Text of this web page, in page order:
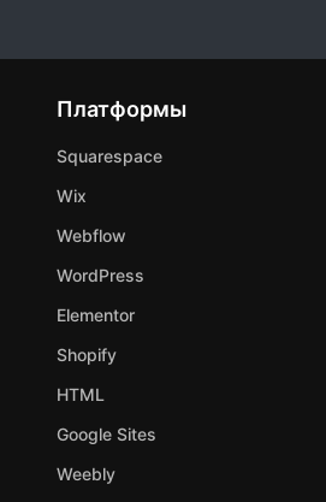
Платформы
Squarespace
Wix
Webflow
WordPress
Elementor
Shopify
HTML
Google Sites
Weebly